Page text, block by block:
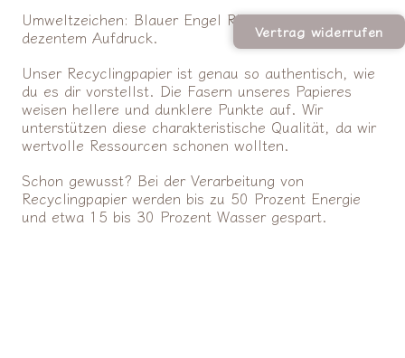
Umweltzeichen: Blauer Engel Rückseite mit
dezentem Aufdruck.
Unser Recyclingpapier ist genau so authentisch, wie
du es dir vorstellst. Die Fasern unseres Papieres
weisen hellere und dunklere Punkte auf. Wir
unterstützen diese charakteristische Qualität, da wir
wertvolle Ressourcen schonen wollten.
Schon gewusst? Bei der Verarbeitung von
Recyclingpapier werden bis zu 50 Prozent Energie
und etwa 15 bis 30 Prozent Wasser gespart.
Vertrag widerrufen